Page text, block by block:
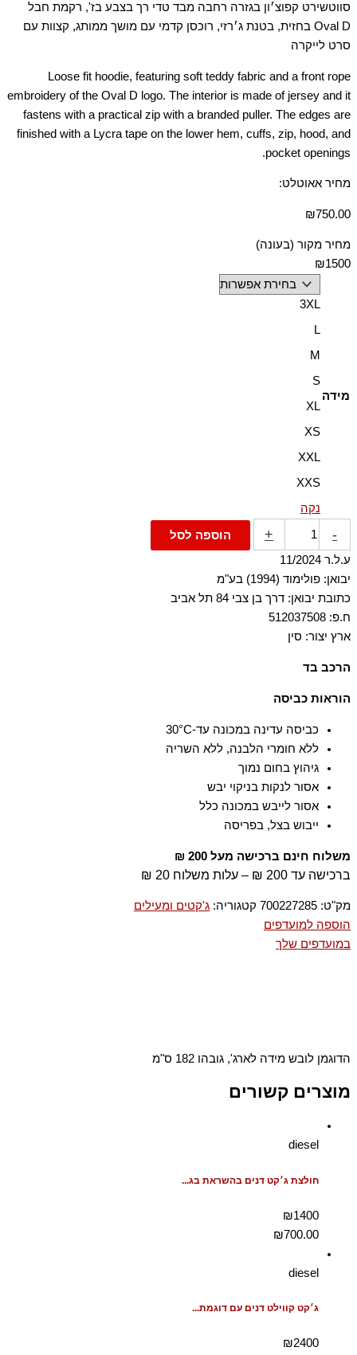
סווטשירט קפוצ׳ון בגזרה רחבה מבד טדי רך בצבע בז', רקמת חבל
Oval D בחזית, בטנת ג׳רזי, רוכסן קדמי עם מושך ממותג, קצוות עם
סרט לייקרה
Loose fit hoodie, featuring soft teddy fabric and a front rope
embroidery of the Oval D logo. The interior is made of jersey and it
fastens with a practical zip with a branded puller. The edges are
finished with a Lycra tape on the lower hem, cuffs, zip, hood, and
pocket openings.
מחיר אאוטלט:
₪750.00
מחיר מקור (בעונה)
₪1500
מידה
3XL
L
M
S
XL
XS
XXL
XXS
נקה
-
+
הוספה לסל
ע.ל.ר 11/2024
יבואן: פולימוד (1994) בע"מ
כתובת יבואן: דרך בן צבי 84 תל אביב
ח.פ: 512037508
ארץ יצור: סין
הרכב בד
הוראות כביסה
כביסה עדינה במכונה עד-30°C
ללא חומרי הלבנה, ללא השריה
גיהוץ בחום נמוך
אסור לנקות בניקוי יבש
אסור לייבש במכונה כלל
ייבוש בצל, בפריסה
משלוח חינם ברכישה מעל 200 ₪
ברכישה עד 200 ₪ – עלות משלוח 20 ₪
מק"ט: 700227285 קטגוריה: ג'קטים ומעילים
הוספה למועדפים
במועדפים שלך
הדוגמן לובש מידה לארג', גובהו 182 ס"מ
מוצרים קשורים
diesel
חולצת ג׳קט דנים בהשראת בג...
₪1400
₪700.00
diesel
ג׳קט קווילט דנים עם דוגמת...
₪2400